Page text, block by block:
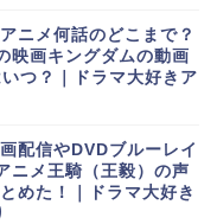
ニメ何話のどこまで？
映画キングダムの動画
つ？｜ドラマ大好きア
配信やDVDブルーレイ
ニメ王騎（王毅）の声
めた！｜ドラマ大好き